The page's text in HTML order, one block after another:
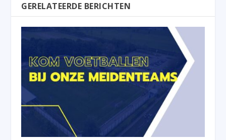
GERELATEERDE BERICHTEN